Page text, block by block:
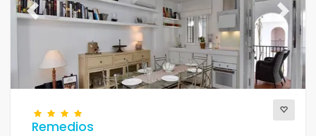
Previous Next
Remedios